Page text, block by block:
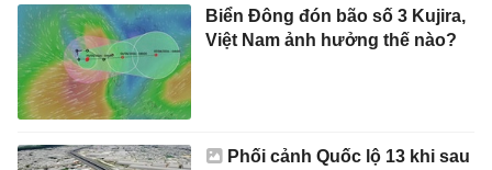
Biển Đông đón bão số 3 Kujira,
Việt Nam ảnh hưởng thế nào?
Phối cảnh Quốc lộ 13 khi sau